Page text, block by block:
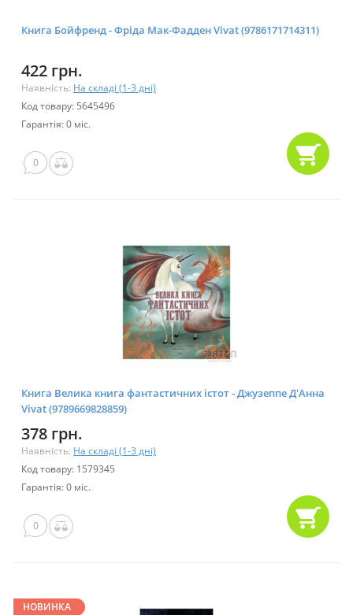
Книга Бойфренд - Фріда Мак-Фадден Vivat (9786171714311)
422 грн.
Наявність: На складі (1-3 дні)
Код товару: 5645496
Гарантія: 0 міс.
0
Книга Велика книга фантастичних істот - Джузеппе Д'Анна
Vivat (9789669828859)
378 грн.
Наявність: На складі (1-3 дні)
Код товару: 1579345
Гарантія: 0 міс.
0
НОВИНКА